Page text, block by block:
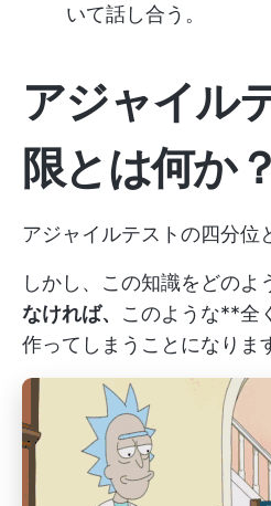
いて話し合う。
アジャイル
限とは何か？
アジャイルテストの四分位
しかし、この知識をどのよ
なければ、 このような**全
作ってしまうことになりま